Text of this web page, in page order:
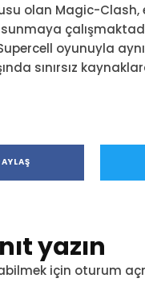
olan Magic-Clash,
oyunuyla
sınırsız
yazın
için oturum